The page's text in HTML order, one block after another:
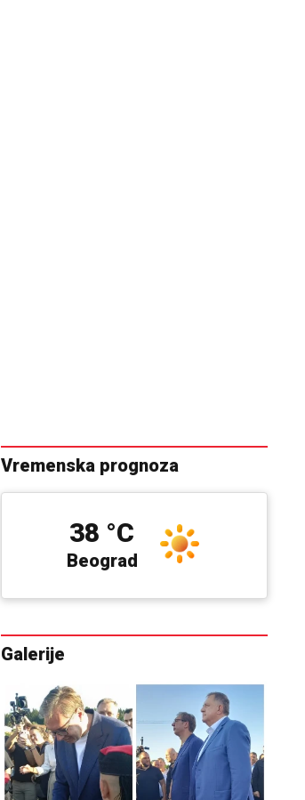
Vremenska prognoza
Beograd
38 °C
Galerije